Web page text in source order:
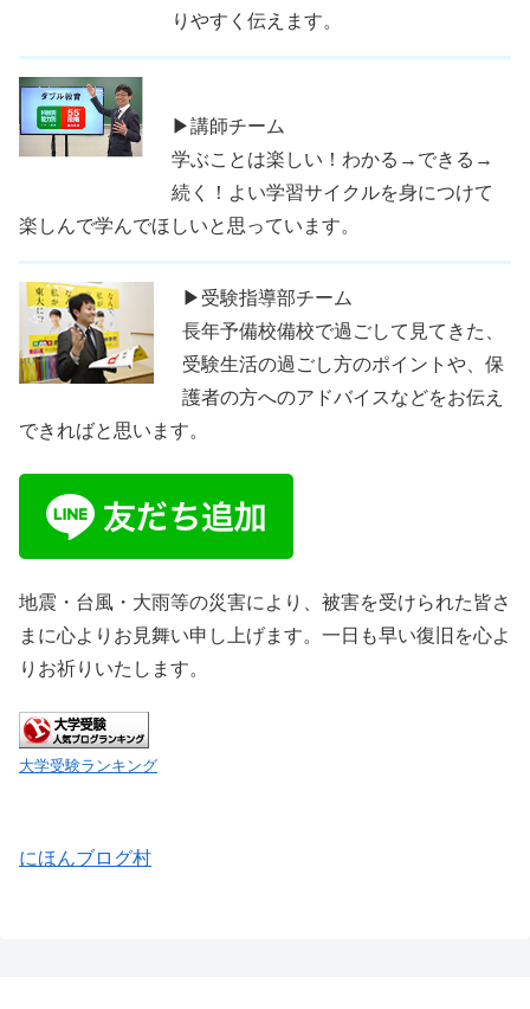
りやすく伝えます。
▶講師チーム
学ぶことは楽しい！わかる→できる→
続く！よい学習サイクルを身につけて
楽しんで学んでほしいと思っています。
▶受験指導部チーム
長年予備校備校で過ごして見てきた、
受験生活の過ごし方のポイントや、保
護者の方へのアドバイスなどをお伝え
できればと思います。
地震・台風・大雨等の災害により、被害を受けられた皆さ
まに心よりお見舞い申し上げます。一日も早い復旧を心よ
りお祈りいたします。
大学受験ランキング
にほんブログ村